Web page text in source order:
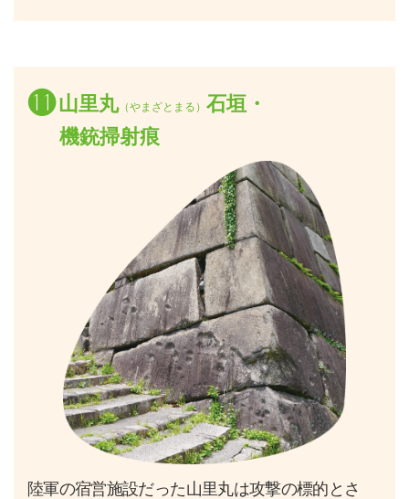
⓫山里丸（やまざとまる） 石垣・
機銃掃射痕
陸軍の宿営施設だった山里丸は攻撃の標的とさ